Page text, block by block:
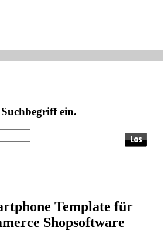
ein.
Template für
Shopsoftware